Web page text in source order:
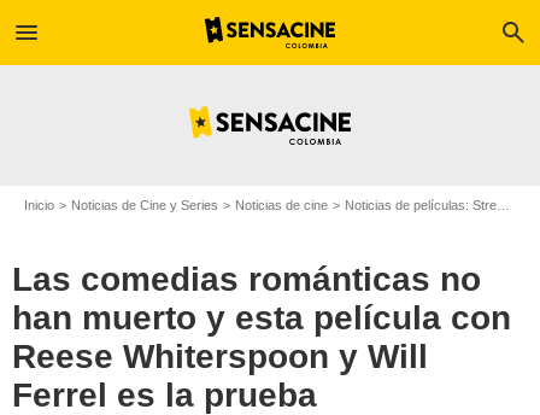
menu search
Inicio Noticias de Cine y Series Noticias de cine Noticias de películas: Streaming
Las comedias románticas no
han muerto y esta película con
Reese Whiterspoon y Will
Ferrel es la prueba